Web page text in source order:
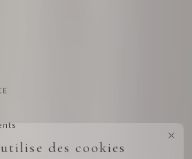
des cookies